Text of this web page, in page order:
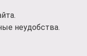
неудобства.